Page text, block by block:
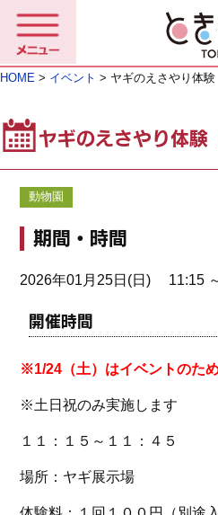
HOME > イベント > ヤギのえさやり体験
ヤギのえさやり体験
動物園
期間・時間
2026年01月25日(日) 11:15
開催時間
※1/24（土）はイベントのた
※土日祝のみ実施します
１１：１５～１１：４５
場所：ヤギ展示場